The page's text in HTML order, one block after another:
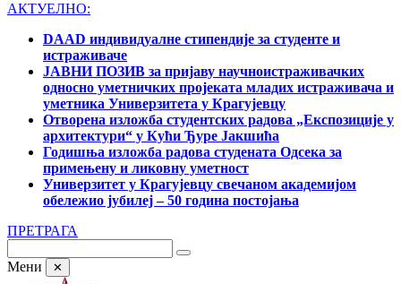
АКТУЕЛНО:
DAAD индивидуалне стипендије за студенте и
истраживаче
ЈАВНИ ПОЗИВ за пријаву научноистраживачких
односно уметничких пројеката младих истраживача и
уметника Универзитета у Крагујевцу
Отворена изложба студентских радова „Експозиције у
архитектури“ у Кући Ђуре Јакшића
Годишња изложба радова студената Одсека за
примењену и ликовну уметност
Универзитет у Крагујевцу свечаном академијом
обележио јубилеј – 50 година постојања
ПРЕТРАГА
Мени ✕